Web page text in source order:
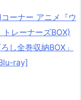
ーナー アニメ『ウ
レーナーズBOX)
し全巻収納BOX」
ray]